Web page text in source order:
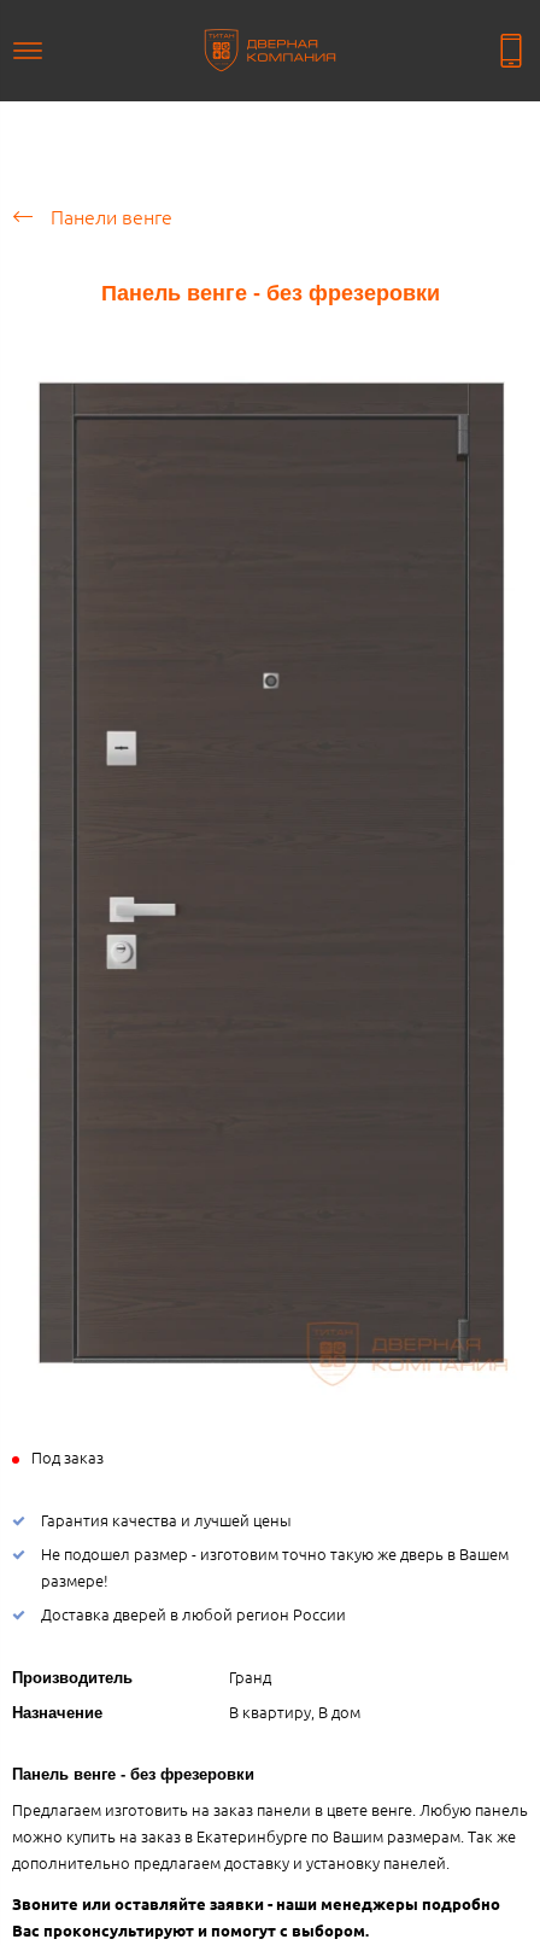
Панели венге
Панель венге - без фрезеровки
Под заказ
Гарантия качества и лучшей цены
Не подошел размер - изготовим точно такую же дверь в Вашем
размере!
Доставка дверей в любой регион России
Производитель Гранд
Назначение В квартиру, В дом
Панель венге - без фрезеровки
Предлагаем изготовить на заказ панели в цвете венге. Любую панель
можно купить на заказ в Екатеринбурге по Вашим размерам. Так же
дополнительно предлагаем доставку и установку панелей.
Звоните или оставляйте заявки - наши менеджеры подробно
Вас проконсультируют и помогут с выбором.